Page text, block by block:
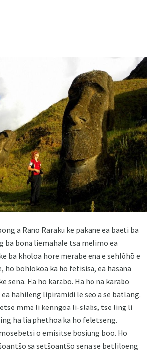
a Rano Raraku ke pakane ea baeti ba
ba bona liemahale tsa melimo ea
ba kholoa hore merabe ena e sehlōhō e
ho bohlokoa ka ho fetisisa, ea hasana
sena. Ha ho karabo. Ha ho na karabo
hahileng lipiramidi le seo a se batlang.
mme li kenngoa li-slabs, tse ling li
ha lia phethoa ka ho feletseng.
o emisitse bosiung boo. Ho
sa setšoantšo sena se betliloeng